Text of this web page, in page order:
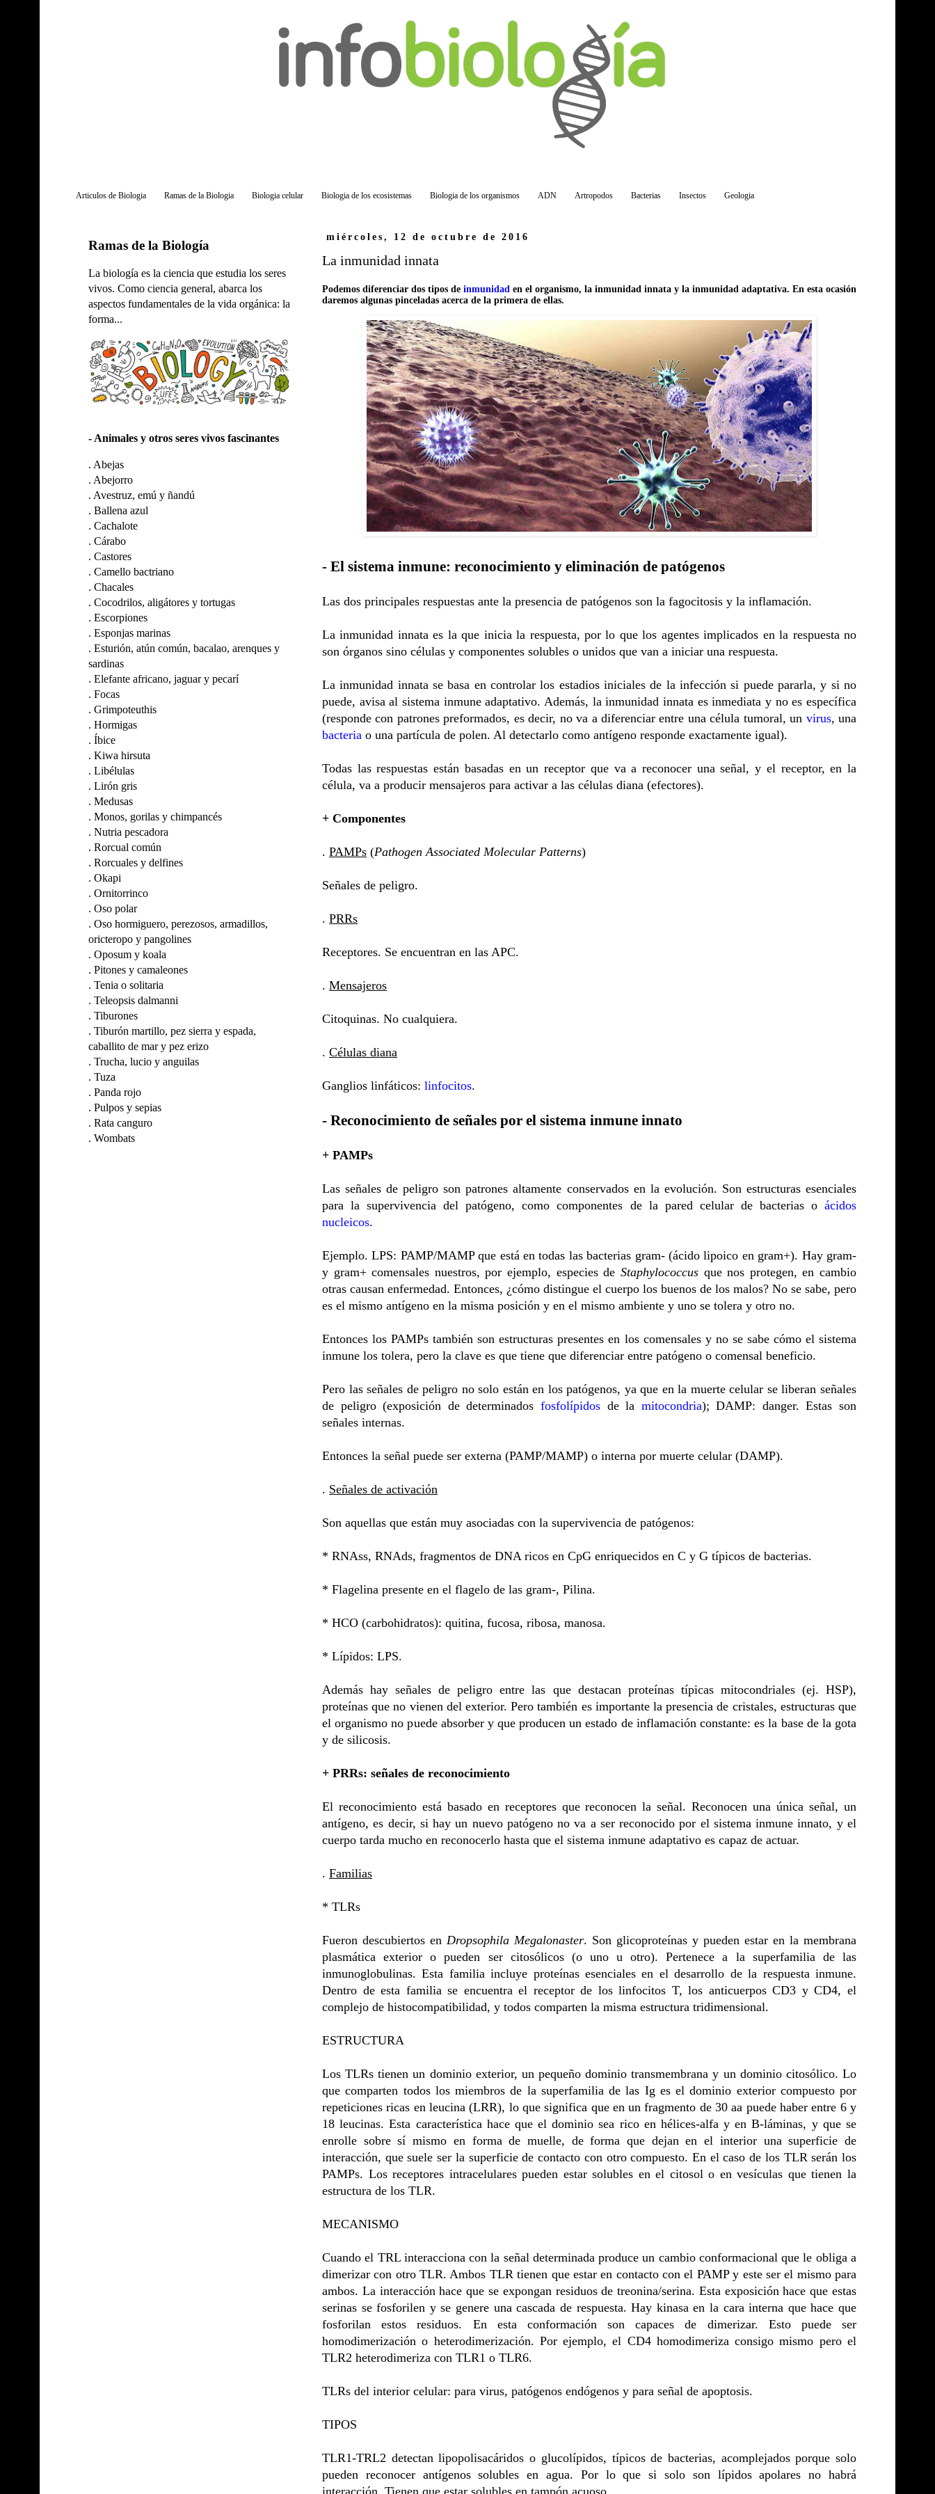
Articulos de Biologia Ramas de la Biologia Biologia celular Biologia de los ecosistemas Biologia de los organismos ADN Artropodos Bacterias Insectos Geologia
miércoles, 12 de octubre de 2016
La inmunidad innata
Podemos diferenciar dos tipos de inmunidad en el organismo, la inmunidad innata y la inmunidad adaptativa. En esta ocasión
daremos algunas pinceladas acerca de la primera de ellas.
- El sistema inmune: reconocimiento y eliminación de patógenos
Las dos principales respuestas ante la presencia de patógenos son la fagocitosis y la inflamación.
La inmunidad innata es la que inicia la respuesta, por lo que los agentes implicados en la respuesta no
son órganos sino células y componentes solubles o unidos que van a iniciar una respuesta.
La inmunidad innata se basa en controlar los estadios iniciales de la infección si puede pararla, y si no
puede, avisa al sistema inmune adaptativo. Además, la inmunidad innata es inmediata y no es específica
(responde con patrones preformados, es decir, no va a diferenciar entre una célula tumoral, un virus, una
bacteria o una partícula de polen. Al detectarlo como antígeno responde exactamente igual).
Todas las respuestas están basadas en un receptor que va a reconocer una señal, y el receptor, en la
célula, va a producir mensajeros para activar a las células diana (efectores).
+ Componentes
. PAMPs (Pathogen Associated Molecular Patterns)
Señales de peligro.
. PRRs
Receptores. Se encuentran en las APC.
. Mensajeros
Citoquinas. No cualquiera.
. Células diana
Ganglios linfáticos: linfocitos.
- Reconocimiento de señales por el sistema inmune innato
+ PAMPs
Las señales de peligro son patrones altamente conservados en la evolución. Son estructuras esenciales
para la supervivencia del patógeno, como componentes de la pared celular de bacterias o ácidos
nucleicos.
Ejemplo. LPS: PAMP/MAMP que está en todas las bacterias gram- (ácido lipoico en gram+). Hay gram-
y gram+ comensales nuestros, por ejemplo, especies de Staphylococcusque nos protegen, en cambio
otras causan enfermedad. Entonces, ¿cómo distingue el cuerpo los buenos de los malos? No se sabe, pero
es el mismo antígeno en la misma posición y en el mismo ambiente y uno se tolera y otro no.
Entonces los PAMPs también son estructuras presentes en los comensales y no se sabe cómo el sistema
inmune los tolera, pero la clave es que tiene que diferenciar entre patógeno o comensal beneficio.
Pero las señales de peligro no solo están en los patógenos, ya que en la muerte celular se liberan señales
de peligro (exposición de determinados fosfolípidosde la mitocondria); DAMP: danger. Estas son
señales internas.
Entonces la señal puede ser externa (PAMP/MAMP) o interna por muerte celular (DAMP).
. Señales de activación
Son aquellas que están muy asociadas con la supervivencia de patógenos:
* RNAss, RNAds, fragmentos de DNA ricos en CpG enriquecidos en C y G típicos de bacterias.
* Flagelina presente en el flagelo de las gram-, Pilina.
* HCO (carbohidratos): quitina, fucosa, ribosa, manosa.
* Lípidos: LPS.
Además hay señales de peligro entre las que destacan proteínas típicas mitocondriales (ej. HSP),
proteínas que no vienen del exterior. Pero también es importante la presencia de cristales, estructuras que
el organismo no puede absorber y que producen un estado de inflamación constante: es la base de la gota
y de silicosis.
+ PRRs: señales de reconocimiento
El reconocimiento está basado en receptores que reconocen la señal. Reconocen una única señal, un
antígeno, es decir, si hay un nuevo patógeno no va a ser reconocido por el sistema inmune innato, y el
cuerpo tarda mucho en reconocerlo hasta que el sistema inmune adaptativo es capaz de actuar.
. Familias
* TLRs
Fueron descubiertos en Dropsophila Megalonaster. Son glicoproteínas y pueden estar en la membrana
plasmática exterior o pueden ser citosólicos (o uno u otro). Pertenece a la superfamilia de las
inmunoglobulinas. Esta familia incluye proteínas esenciales en el desarrollo de la respuesta inmune.
Dentro de esta familia se encuentra el receptor de los linfocitos T, los anticuerpos CD3 y CD4, el
complejo de histocompatibilidad, y todos comparten la misma estructura tridimensional.
ESTRUCTURA
Los TLRs tienen un dominio exterior, un pequeño dominio transmembrana y un dominio citosólico. Lo
que comparten todos los miembros de la superfamilia de las Ig es el dominio exterior compuesto por
repeticiones ricas en leucina (LRR), lo que significa que en un fragmento de 30 aa puede haber entre 6 y
18 leucinas. Esta característica hace que el dominio sea rico en hélices-alfa y en B-láminas, y que se
enrolle sobre sí mismo en forma de muelle, de forma que dejan en el interior una superficie de
interacción, que suele ser la superficie de contacto con otro compuesto. En el caso de los TLR serán los
PAMPs. Los receptores intracelulares pueden estar solubles en el citosol o en vesículas que tienen la
estructura de los TLR.
MECANISMO
Cuando el TRL interacciona con la señal determinada produce un cambio conformacional que le obliga a
dimerizar con otro TLR. Ambos TLR tienen que estar en contacto con el PAMP y este ser el mismo para
ambos. La interacción hace que se expongan residuos de treonina/serina. Esta exposición hace que estas
serinas se fosforilen y se genere una cascada de respuesta. Hay kinasa en la cara interna que hace que
fosforilan estos residuos. En esta conformación son capaces de dimerizar. Esto puede ser
homodimerización o heterodimerización. Por ejemplo, el CD4 homodimeriza consigo mismo pero el
TLR2 heterodimeriza con TLR1 o TLR6.
TLRs del interior celular: para virus, patógenos endógenos y para señal de apoptosis.
TIPOS
TLR1-TRL2 detectan lipopolisacáridos o glucolípidos, típicos de bacterias, acomplejados porque solo
pueden reconocer antígenos solubles en agua. Por lo que si solo son lípidos apolares no habrá
interacción. Tienen que estar solubles en tampón acuoso.
Ramas de la Biología
La biología es la ciencia que estudia los seres
vivos. Como ciencia general, abarca los
aspectos fundamentales de la vida orgánica: la
forma...
- Animales y otros seres vivos fascinantes
. Abejas
. Abejorro
. Avestruz, emú y ñandú
. Ballena azul
. Cachalote
. Cárabo
. Castores
. Camello bactriano
. Chacales
. Cocodrilos, aligátores y tortugas
. Escorpiones
. Esponjas marinas
. Esturión, atún común, bacalao, arenques y
sardinas
. Elefante africano, jaguar y pecarí
. Focas
. Grimpoteuthis
. Hormigas
. Íbice
. Kiwa hirsuta
. Libélulas
. Lirón gris
. Medusas
. Monos, gorilas y chimpancés
. Nutria pescadora
. Rorcual común
. Rorcuales y delfines
. Okapi
. Ornitorrinco
. Oso polar
. Oso hormiguero, perezosos, armadillos,
oricteropo y pangolines
. Oposum y koala
. Pitones y camaleones
. Tenia o solitaria
. Teleopsis dalmanni
. Tiburones
. Tiburón martillo, pez sierra y espada,
caballito de mar y pez erizo
. Trucha, lucio y anguilas
. Tuza
. Panda rojo
. Pulpos y sepias
. Rata canguro
. Wombats